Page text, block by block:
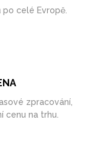
po celé Evropě.
zpracování,
cenu na trhu.